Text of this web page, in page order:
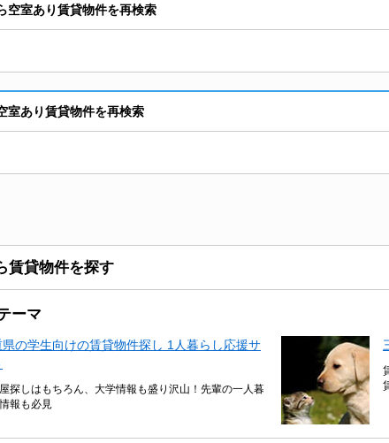
空室あり賃貸物件を再検索
室あり賃貸物件を再検索
賃貸物件を探す
ーマ
県の学生向けの賃貸物件探し 1人暮らし応援サ
探しはもちろん、大学情報も盛り沢山！先輩の一人暮
報も必見